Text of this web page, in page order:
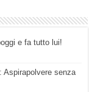
e fa tutto lui!
Aspirapolvere senza